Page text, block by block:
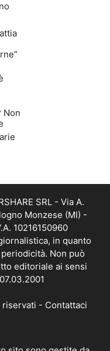
Non
SRL - Via A.
Monzese (MI) -
10216150960
in quanto
Non può
editoriale ai sensi
- Contattaci